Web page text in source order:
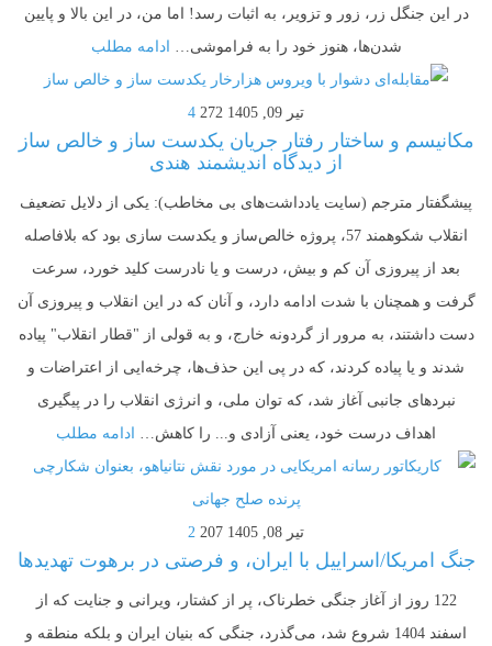
در این جنگل زر، زور و تزویر، به اثبات رسد! اما من، در این بالا و پایین
شدن‌ها، هنوز خود را به فراموشی… ادامه مطلب
تیر 09, 1405 272
4
مکانیسم و ساختار رفتار جریان یکدست ساز و خالص ساز
از دیدگاه اندیشمند هندی
پیشگفتار مترجم (سایت یادداشت‌های بی مخاطب): یکی از دلایل تضعیف
انقلاب شکوهمند 57، پروژه خالص‌ساز و یکدست سازی بود که بلافاصله
بعد از پیروزی آن کم و بیش، درست و یا نادرست کلید خورد، سرعت
گرفت و همچنان با شدت ادامه دارد، و آنان که در این انقلاب و پیروزی آن
دست داشتند، به مرور از گردونه خارج، و به قولی از "قطار انقلاب" پیاده
شدند و یا پیاده کردند، که در پی این حذف‌ها، چرخه‌ایی از اعتراضات و
نبردهای جانبی آغاز شد، که توان ملی، و انرژی انقلاب را در پیگیری
اهداف درست خود، یعنی آزادی و... را کاهش… ادامه مطلب
تیر 08, 1405 207
2
جنگ امریکا/اسراییل با ایران، و فرصتی در برهوت تهدیدها
122 روز از آغاز جنگی خطرناک، پر از کشتار، ویرانی و جنایت که از
اسفند 1404 شروع شد، می‌گذرد، جنگی که بنیان ایران و بلکه منطقه و